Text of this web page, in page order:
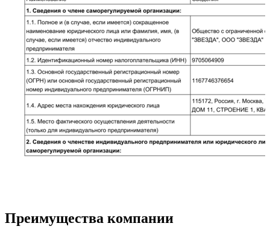
Преимущества компании